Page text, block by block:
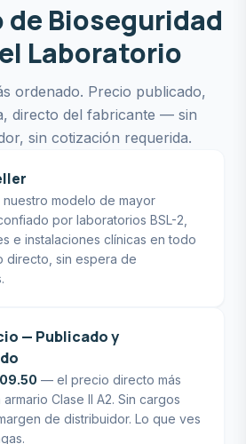
de Bioseguridad
Laboratorio
ordenado. Precio publicado,
directo del fabricante — sin
sin cotización requerida.
nuestro modelo de mayor
por laboratorios BSL-2,
e instalaciones clínicas en todo
directo, sin espera de
— Publicado y
— el precio directo más
Clase II A2. Sin cargos
de distribuidor. Lo que ves